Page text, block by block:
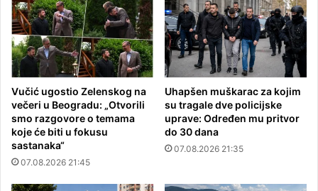
Vučić ugostio Zelenskog na
večeri u Beogradu: „Otvorili
smo razgovore o temama
koje će biti u fokusu
sastanaka“
07.08.2026 21:45
Uhapšen muškarac za kojim
su tragale dve policijske
uprave: Određen mu pritvor
do 30 dana
07.08.2026 21:35